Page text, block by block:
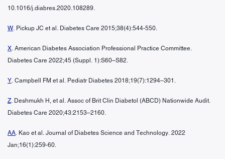
10.1016/j.diabres.2020.108289.
W. Pickup JC et al. Diabetes Care 2015;38(4):544-550.
X. American Diabetes Association Professional Practice Committee.
Diabetes Care 2022;45 (Suppl. 1):S60–S82.
Y. Campbell FM et al. Pediatr Diabetes 2018;19(7):1294–301.
Z. Deshmukh H, et al. Assoc of Brit Clin Diabetol (ABCD) Nationwide Audit.
Diabetes Care 2020;43:2153–2160.
AA. Kao et al. Journal of Diabetes Science and Technology. 2022
Jan;16(1):259-60.